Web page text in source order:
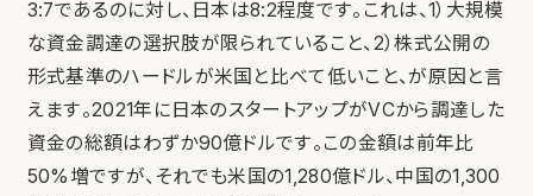
3:7であるのに対し、日本は8:2程度です。これは、1）大規模
な資金調達の選択肢が限られていること、2）株式公開の
形式基準のハードルが米国と比べて低いこと、が原因と言
えます。2021年に日本のスタートアップがVCから調達した
資金の総額はわずか90億ドルです。この金額は前年比
50%増ですが、それでも米国の1,280億ドル、中国の1,300